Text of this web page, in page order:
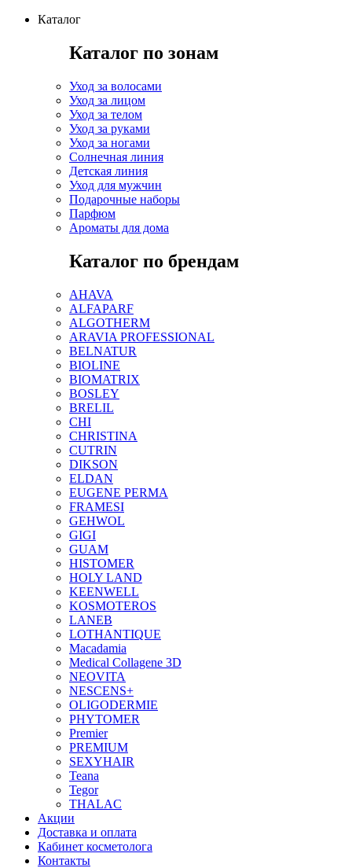
Каталог
Каталог по зонам
Уход за волосами
Уход за лицом
Уход за телом
Уход за руками
Уход за ногами
Солнечная линия
Детская линия
Уход для мужчин
Подарочные наборы
Парфюм
Ароматы для дома
Каталог по брендам
AHAVA
ALFAPARF
ALGOTHERM
ARAVIA PROFESSIONAL
BELNATUR
BIOLINE
BIOMATRIX
BOSLEY
BRELIL
CHI
CHRISTINA
CUTRIN
DIKSON
ELDAN
EUGENE PERMA
FRAMESI
GEHWOL
GIGI
GUAM
HISTOMER
HOLY LAND
KEENWELL
KOSMOTEROS
LANEB
LOTHANTIQUE
Macadamia
Medical Collagene 3D
NEOVITA
NESCENS+
OLIGODERMIE
PHYTOMER
Premier
PREMIUM
SEXYHAIR
Teana
Tegor
THALAC
Акции
Доставка и оплата
Кабинет косметолога
Контакты